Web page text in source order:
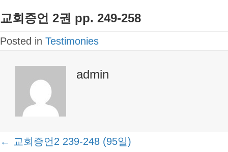
교회증언 2권 pp. 249-258
Posted in Testimonies
admin
Posts
← 교회증언2 239-248 (95일)